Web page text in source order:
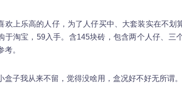
欢上乐高的人仔，为了人仔买中、大套装实在不
于淘宝，59入手。含145块砖，包含两个人仔、三
考。
盒子我从来不留，觉得没啥用，盒况好不好无所谓。